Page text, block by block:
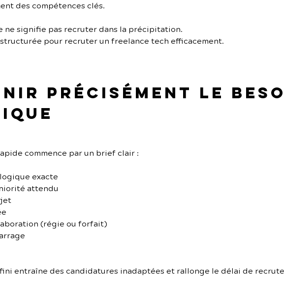
des compétences clés.
ne signifie pas recruter dans la précipitation.
pour recruter un freelance tech efficacement.
précisément le
commence par un brief clair :
exacte
attendu
(régie ou forfait)
entraîne des candidatures inadaptées et rallonge le délai de